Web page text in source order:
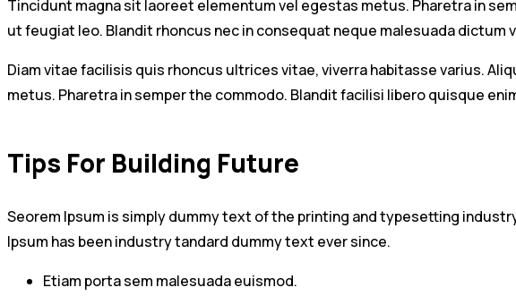
Tincidunt magna sit laoreet elementum vel egestas metus. Pharetra in
ut feugiat leo. Blandit rhoncus nec in consequat neque malesuada dictum
Diam vitae facilisis quis rhoncus ultrices vitae, viverra habitasse varius.
metus. Pharetra in semper the commodo. Blandit facilisi libero quisque
Tips For Building Future
Seorem Ipsum is simply dummy text of the printing and typesetting
Ipsum has been industry tandard dummy text ever since.
Etiam porta sem malesuada euismod.